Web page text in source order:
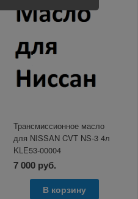
Трансмиссионное масло
для NISSAN CVT NS-3 4л
KLE53-00004
7 000 руб.
В корзину